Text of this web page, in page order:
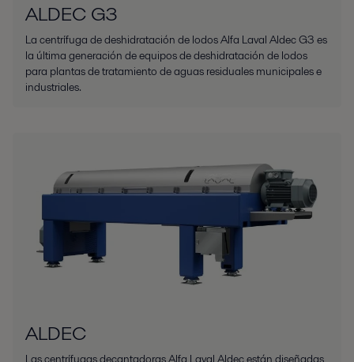
ALDEC G3
La centrífuga de deshidratación de lodos Alfa Laval Aldec G3 es
la última generación de equipos de deshidratación de lodos
para plantas de tratamiento de aguas residuales municipales e
industriales.
ALDEC